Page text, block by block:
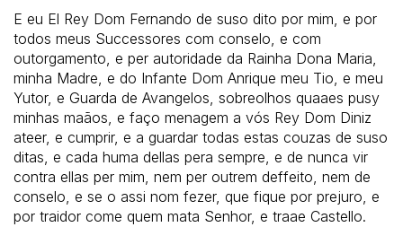
E eu El Rey Dom Fernando de suso dito por mim, e por
todos meus Successores com conselo, e com
outorgamento, e per autoridade da Rainha Dona Maria,
minha Madre, e do Infante Dom Anrique meu Tio, e meu
Yutor, e Guarda de Avangelos, sobreolhos quaaes pusy
minhas maãos, e faço menagem a vós Rey Dom Diniz
ateer, e cumprir, e a guardar todas estas couzas de suso
ditas, e cada huma dellas pera sempre, e de nunca vir
contra ellas per mim, nem per outrem deffeito, nem de
conselo, e se o assi nom fezer, que fique por prejuro, e
por traidor come quem mata Senhor, e traae Castello.